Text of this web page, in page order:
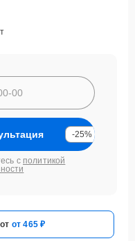
-25%
с политикой
от 465 ₽